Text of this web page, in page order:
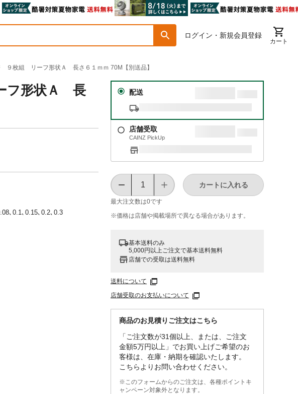
ログイン・新規会員登録
カート
９枚組 リーフ形状Ａ 長さ６１ｍｍ 70M【別送品】
フ形状Ａ 長
配送
店舗受取
CAINZ PickUp
最大注文数は0です
カートに入れる
※価格は​店舗や​掲載場所で​異なる​場合が​あります。
基本送料のみ
5,000円以上ご注文で基本送料無料
店舗での受取は送料無料
送料について
店舗受取のお支払いについて
商品のお見積りご注文はこちら
「ご注文数が31個以上、または、ご注文
金額5万円以上」でお買い上げご希望のお
客様は、在庫・納期を確認いたします。
こちらよりお問い合わせください。
※このフォームからのご注文は、各種ポイントキ
ャンペーン対象外となります。
､0.1､0.15､0.2､0.3